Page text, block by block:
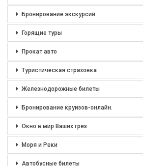
Бронирование экскурсий
Горящие туры
Прокат авто
Туристическая страховка
Железнодорожные билеты
Бронирование круизов-онлайн.
Окно в мир Ваших грёз
Моря и Реки
Автобусные билеты